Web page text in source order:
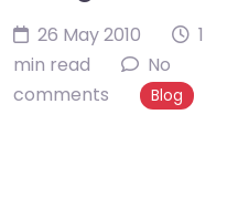
26 May 2010
1
min read
No
comments
Blog